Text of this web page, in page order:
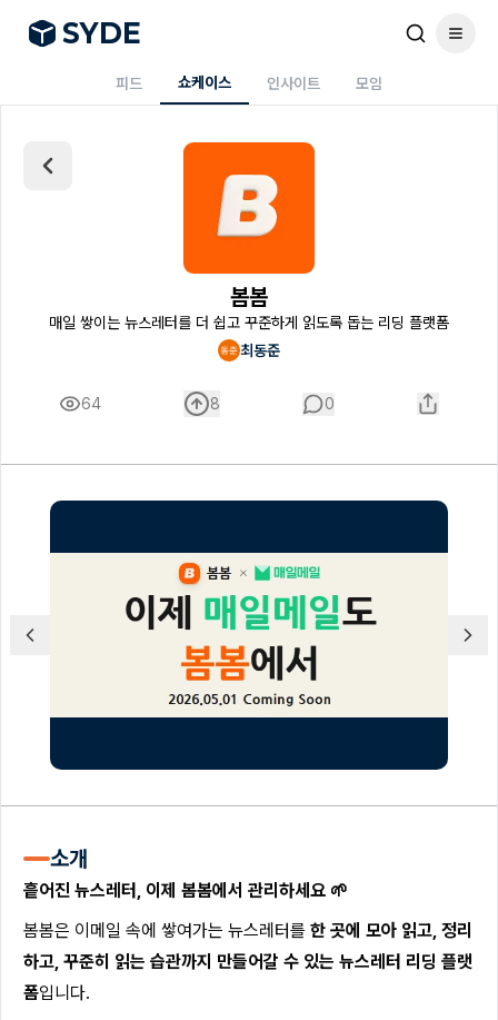
SYDE
피드 쇼케이스 인사이트 모임
봄봄
매일 쌓이는 뉴스레터를 더 쉽고 꾸준하게 읽도록 돕는 리딩 플랫폼
최동준
64 8 0
소개
흩어진 뉴스레터, 이제 봄봄에서 관리하세요 🌱
봄봄은 이메일 속에 쌓여가는 뉴스레터를 한 곳에 모아 읽고, 정리
하고, 꾸준히 읽는 습관까지 만들어갈 수 있는 뉴스레터 리딩 플랫
폼입니다.